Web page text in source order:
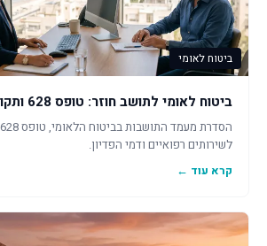
ביטוח לאומי
ביטוח לאומי לתושב חוזר: טופס 628 ותקופת המתנה
לשירותים רפואיים ודמי הפדיון.
קרא עוד ←